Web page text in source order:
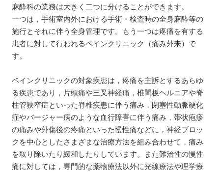
麻酔科の業務は大きく二つに分けることができます。
一つは，手術室内外における手術・検査時の全身麻酔等の
施行とそれに伴う全身管理です。もう一つは疼痛を有する
患者に対して行われるペインクリニック（痛み外来）で
す。
ペインクリニックの対象疾患は，疼痛を主訴とするあらゆ
る疾患であり，片頭痛や三叉神経痛，椎間板ヘルニアや脊
柱管狭窄症といった脊椎疾患に伴う痛み，閉塞性動脈硬化
症やバージャー病のような血行障害に伴う痛み，帯状疱疹
の痛みや外傷後の疼痛といった慢性痛などに，神経ブロッ
クを中心としたさまざまな治療方法を組み合わせて，痛み
を取り除いたり緩和したりしています。また難治性の慢性
痛に対しては，専門的な薬物療法以外に光線療法や理学療